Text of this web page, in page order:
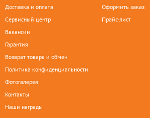
Доставка и оплата
Сервисный центр
Вакансии
Гарантия
Возврат товара и обмен
Политика конфиденциальности
Фотогалерея
Контакты
Наши награды
Оформить заказ
Прайс-лист